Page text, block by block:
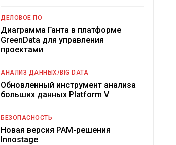
ДЕЛОВОЕ ПО
Диаграмма Ганта в платформе
GreenData для управления
проектами
АНАЛИЗ ДАННЫХ/BIG DATA
Обновленный инструмент анализа
больших данных Platform V
БЕЗОПАСНОСТЬ
Новая версия PAM-решения
Innostage